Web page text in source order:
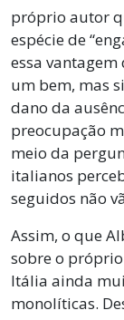
próprio autor
espécie de
essa
um bem, mas
dano da
preocupação
meio da
italianos
seguidos não
Assim, o que
sobre o
Itália ainda
monolíticas.